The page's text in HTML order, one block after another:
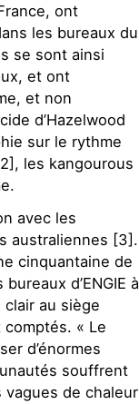
ont
les bureaux du
se sont ainsi
et ont
et non
d’Hazelwood
sur le rythme
les kangourous
avec les
australiennes [3].
cinquantaine de
d’ENGIE à
au siège
« Le
d’énormes
souffrent
vagues de chaleur